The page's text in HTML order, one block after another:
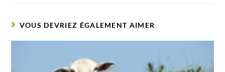
VOUS DEVRIEZ ÉGALEMENT AIMER